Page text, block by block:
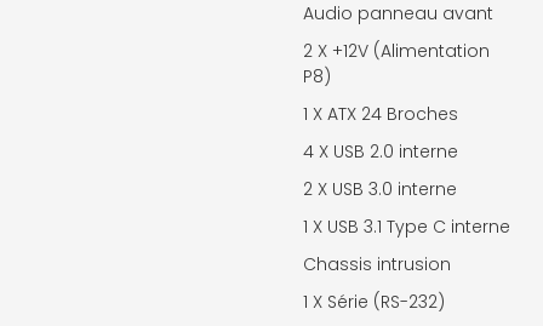
Audio panneau avant
2 X +12V (Alimentation
P8)
1 X ATX 24 Broches
4 X USB 2.0 interne
2 X USB 3.0 interne
1 X USB 3.1 Type C interne
Chassis intrusion
1 X Série (RS-232)